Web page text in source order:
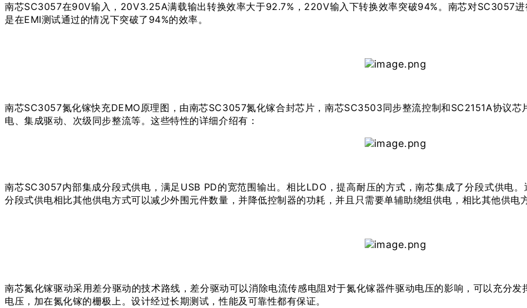
南芯SC3057在90V输入，20V3.25A满载输出转换效率大于92.7%，220V输入下转换效率突破94%。南芯对SC3057
是在EMI测试通过的情况下突破了94%的效率。
南芯SC3057氮化镓快充DEMO原理图，由南芯SC3057氮化镓合封芯片，南芯SC3503同步整流控制和SC2151A协议
电、集成驱动、次级同步整流等。这些特性的详细介绍有：
南芯SC3057内部集成分段式供电，满足USB PD的宽范围输出。相比LDO，提高耐压的方式，南芯集成了分段式供电
分段式供电相比其他供电方式可以减少外围元件数量，并降低控制器的功耗，并且只需要单辅助绕组供电，相比其他供电
南芯氮化镓驱动采用差分驱动的技术路线，差分驱动可以消除电流传感电阻对于氮化镓器件驱动电压的影响，可以充分
电压，加在氮化镓的栅极上。设计经过长期测试，性能及可靠性都有保证。